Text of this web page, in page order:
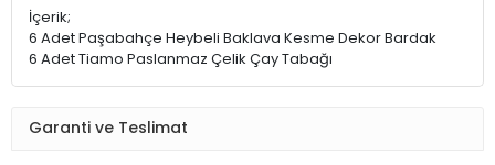
İçerik;
6 Adet Paşabahçe Heybeli Baklava Kesme Dekor Bardak
6 Adet Tiamo Paslanmaz Çelik Çay Tabağı
Garanti ve Teslimat